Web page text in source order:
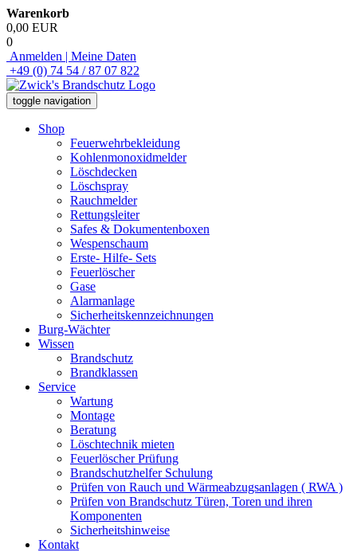
Warenkorb
0,00 EUR
0
Anmelden | Meine Daten
+49 (0) 74 54 / 87 07 822
toggle navigation
Shop
Feuerwehrbekleidung
Kohlenmonoxidmelder
Löschdecken
Löschspray
Rauchmelder
Rettungsleiter
Safes & Dokumentenboxen
Wespenschaum
Erste- Hilfe- Sets
Feuerlöscher
Gase
Alarmanlage
Sicherheitskennzeichnungen
Burg-Wächter
Wissen
Brandschutz
Brandklassen
Service
Wartung
Montage
Beratung
Löschtechnik mieten
Feuerlöscher Prüfung
Brandschutzhelfer Schulung
Prüfen von Rauch und Wärmeabzugsanlagen ( RWA )
Prüfen von Brandschutz Türen, Toren und ihren
Komponenten
Sicherheitshinweise
Kontakt